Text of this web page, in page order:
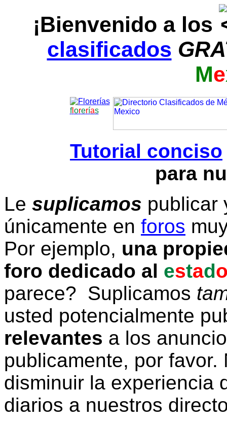
¡Bienvenido a los
clasificados
Me
florerías
Tutorial conciso
para
Le suplicamos publicar
únicamente en foros
Por ejemplo, una
foro dedicado al estad
parece? Suplicamos
usted potencialmente
relevantes a los
publicamente, por
disminuir la experiencia
diarios a nuestros